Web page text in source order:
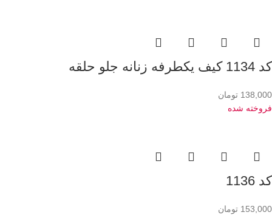
کد 1134 کیف یکطرفه زنانه جلو حلقه
138,000 تومان
فروخته شده
کد 1136
153,000 تومان